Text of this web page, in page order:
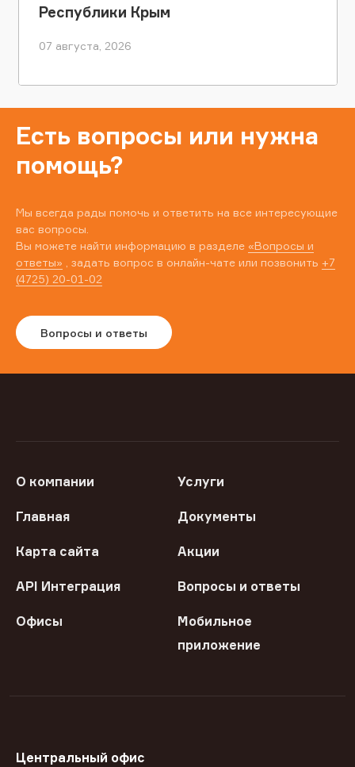
Республики Крым
07 августа, 2026
Есть вопросы или нужна
помощь?
Мы всегда рады помочь и ответить на все интересующие
вас вопросы.
Вы можете найти информацию в разделе «Вопросы и
ответы» , задать вопрос в онлайн-чате или позвонить +7
(4725) 20-01-02
Вопросы и ответы
О компании Услуги
Главная Документы
Карта сайта Акции
API Интеграция Вопросы и ответы
Офисы
Мобильное
приложение
Центральный офис